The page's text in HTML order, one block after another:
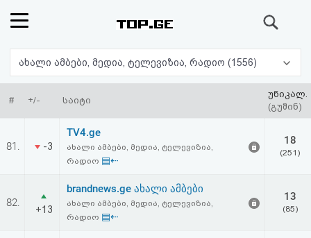
რეიტინგი
(მთავარი)
ფოსტა
ავტორიზაცია
ახალი ამბები, მედია, ტელევიზია, რადიო (1556)
# +/- საიტი
უნიკალ.
(გუშინ)
81. -3
TV4.ge
ახალი ამბები, მედია, ტელევიზია,
რადიო ▤⇠
18
(251)
82.
+13
brandnews.ge ახალი ამბები
ახალი ამბები, მედია, ტელევიზია,
რადიო ▤⇠
13
(85)